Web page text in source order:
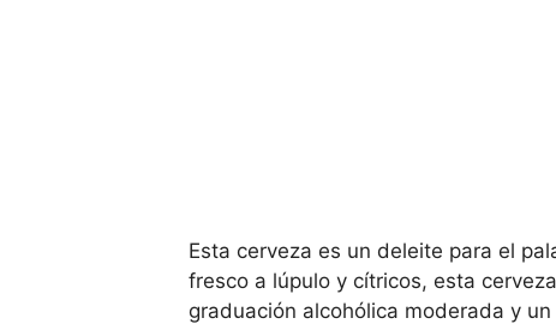
Esta cerveza es un deleite para el
fresco a lúpulo y cítricos, esta
graduación alcohólica moderada y